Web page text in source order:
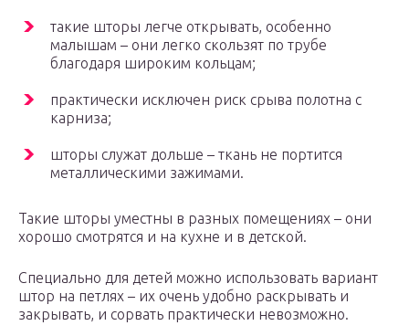
такие шторы легче открывать, особенно
малышам – они легко скользят по трубе
благодаря широким кольцам;
практически исключен риск срыва полотна с
карниза;
шторы служат дольше – ткань не портится
металлическими зажимами.
Такие шторы уместны в разных помещениях – они
хорошо смотрятся и на кухне и в детской.
Специально для детей можно использовать вариант
штор на петлях – их очень удобно раскрывать и
закрывать, и сорвать практически невозможно.